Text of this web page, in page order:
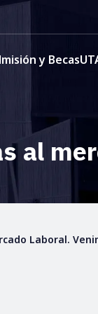
y Becas
al
Laboral.